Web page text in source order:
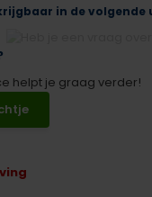
in de volgende
helpt je graag verder!